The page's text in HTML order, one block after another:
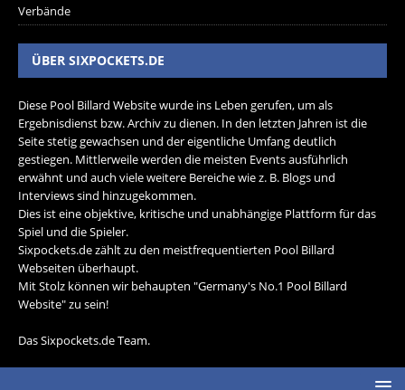
Verbände
ÜBER SIXPOCKETS.DE
Diese Pool Billard Website wurde ins Leben gerufen, um als
Ergebnisdienst bzw. Archiv zu dienen. In den letzten Jahren ist die
Seite stetig gewachsen und der eigentliche Umfang deutlich
gestiegen. Mittlerweile werden die meisten Events ausführlich
erwähnt und auch viele weitere Bereiche wie z. B. Blogs und
Interviews sind hinzugekommen.
Dies ist eine objektive, kritische und unabhängige Plattform für das
Spiel und die Spieler.
Sixpockets.de zählt zu den meistfrequentierten Pool Billard
Webseiten überhaupt.
Mit Stolz können wir behaupten "Germany's No.1 Pool Billard
Website" zu sein!
Das Sixpockets.de Team.